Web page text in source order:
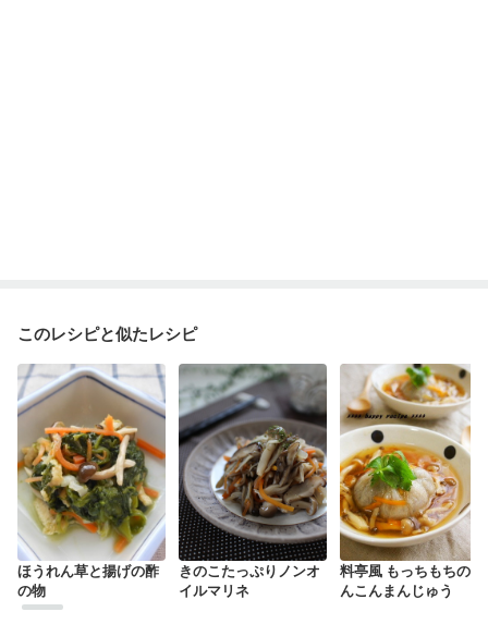
このレシピと似たレシピ
ほうれん草と揚げの酢
の物
きのこたっぷりノンオ
イルマリネ
料亭風 もっちもちのれ
んこんまんじゅう